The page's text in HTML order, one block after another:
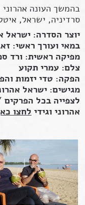
בהמשך העונה אהרוני
סרדיניה, ישראל,
יוצר הסדרה: ישראל
במאי ועורך ראשי:
מפיקה ראשית: ורד
צלם: עמרי תקוע
הפקה: טדי יזמות
מגישים: ישראל
לצפייה בכל
אהרוני וגידי לחצו